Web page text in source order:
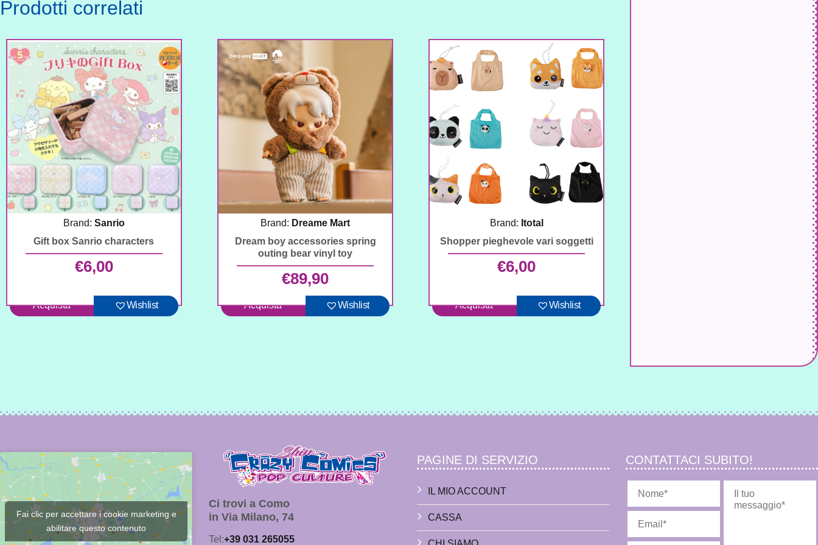
Prodotti correlati
Brand: Sanrio
Gift box Sanrio characters
€6,00
Acquista Wishlist
Brand: Dreame Mart
Dream boy accessories spring
outing bear vinyl toy
€89,90
Acquista Wishlist
Brand: Itotal
Shopper pieghevole vari soggetti
€6,00
Acquista Wishlist
Fai clic per accettare i cookie marketing e
abilitare questo contenuto
Ci trovi a Como
in Via Milano, 74
Tel:+39 031 265055
PAGINE DI SERVIZIO
IL MIO ACCOUNT
CASSA
CONTATTACI SUBITO!